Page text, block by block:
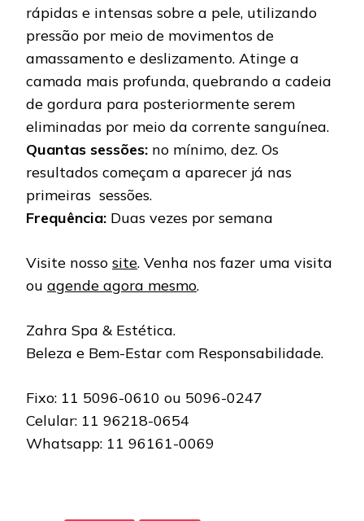
rápidas e intensas sobre a pele, utilizando
pressão por meio de movimentos de
amassamento e deslizamento. Atinge a
camada mais profunda, quebrando a cadeia
de gordura para posteriormente serem
eliminadas por meio da corrente sanguínea.
Quantas sessões: no mínimo, dez. Os
resultados começam a aparecer já nas
primeiras sessões.
Frequência: Duas vezes por semana
Visite nosso site. Venha nos fazer uma visita
ou agende agora mesmo.
Zahra Spa & Estética.
Beleza e Bem-Estar com Responsabilidade.
Fixo: 11 5096-0610 ou 5096-0247
Celular: 11 96218-0654
Whatsapp: 11 96161-0069